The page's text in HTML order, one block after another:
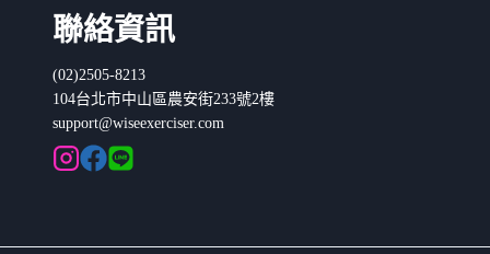
聯絡資訊
(02)2505-8213
104台北市中山區農安街233號2樓
support@wiseexerciser.com